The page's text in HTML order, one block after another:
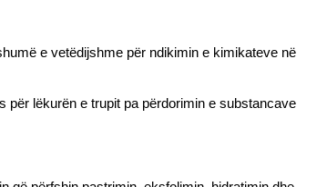
e vetëdijshme për ndikimin e kimikateve në
për lëkurën e trupit pa përdorimin e substancave